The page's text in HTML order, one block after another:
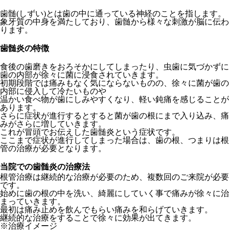
歯髄(しずい)とは歯の中に通っている神経のことを指します。
象牙質の中身を満たしており、歯髄から様々な刺激が脳に伝わ
ります。
歯髄炎の特徴
食後の歯磨きをおろそかにしてしまったり、虫歯に気づかず
歯の内部が徐々に菌に浸食されていきます。
初期段階では痛みもなく気にならないものの、徐々に菌が歯の
内部に侵入して冷たいものや
温かい食べ物が歯にしみやすくなり、軽い鈍痛を感じることが
あります。
さらに症状が進行するとすると菌が歯の根にまで入り込み、痛
みがさらに増していきます。
これが冒頭でお伝えした歯髄炎という症状です。
ここまで症状が進行してしまった場合は、歯の根、つまりは根
管の治療が必要となります。
当院での歯髄炎の治療法
根管治療は継続的な治療が必要のため、複数回のご来院が必要
です。
始めに歯の根の中を洗い、綺麗にしていく事で痛みが徐々に治
まっていきます。
最初は痛み止めを飲んでもらい痛みを和らげていきます。
継続的な治療をすることで徐々に効果が出てきます。
※治療イメージ